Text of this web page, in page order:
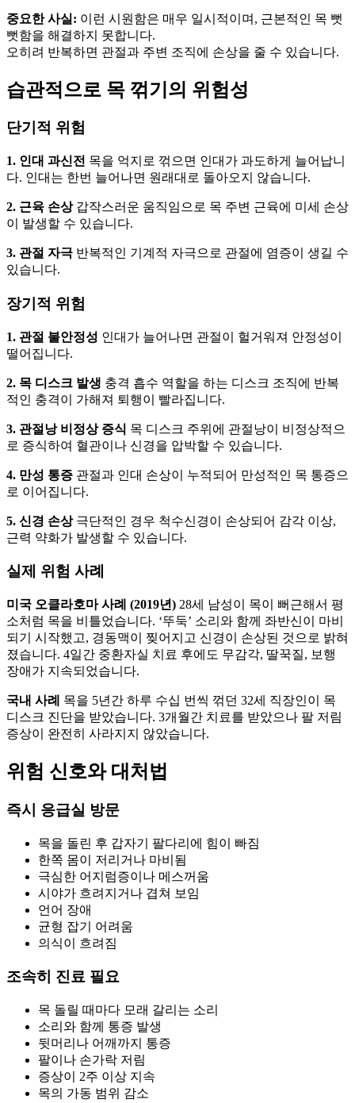
중요한 사실: 이런 시원함은 매우 일시적이며, 근본적인 목 뻣
뻣함을 해결하지 못합니다.
오히려 반복하면 관절과 주변 조직에 손상을 줄 수 있습니다.
습관적으로 목 꺾기의 위험성
단기적 위험
1. 인대 과신전 목을 억지로 꺾으면 인대가 과도하게 늘어납니
다. 인대는 한번 늘어나면 원래대로 돌아오지 않습니다.
2. 근육 손상갑작스러운 움직임으로 목 주변 근육에 미세 손상
이 발생할 수 있습니다.
3. 관절 자극 반복적인 기계적 자극으로 관절에 염증이 생길 수
있습니다.
장기적 위험
1. 관절 불안정성 인대가 늘어나면 관절이 헐거워져 안정성이
떨어집니다.
2. 목 디스크 발생 충격 흡수 역할을 하는 디스크 조직에 반복
적인 충격이 가해져 퇴행이 빨라집니다.
3. 관절낭 비정상 증식 목 디스크 주위에 관절낭이 비정상적으
로 증식하여 혈관이나 신경을 압박할 수 있습니다.
4. 만성 통증 관절과 인대 손상이 누적되어 만성적인 목 통증으
로 이어집니다.
5. 신경 손상극단적인 경우 척수신경이 손상되어 감각 이상,
근력 약화가 발생할 수 있습니다.
실제 위험 사례
미국 오클라호마 사례 (2019년) 28세 남성이 목이 뻐근해서 평
소처럼 목을 비틀었습니다. ‘뚜둑’ 소리와 함께 좌반신이 마비
되기 시작했고, 경동맥이 찢어지고 신경이 손상된 것으로 밝혀
졌습니다. 4일간 중환자실 치료 후에도 무감각, 딸꾹질, 보행
장애가 지속되었습니다.
국내 사례
목을 5년간 하루 수십 번씩 꺾던 32세 직장인이 목
디스크 진단을 받았습니다. 3개월간 치료를 받았으나 팔 저림
증상이 완전히 사라지지 않았습니다.
위험 신호와 대처법
즉시 응급실 방문
목을 돌린 후 갑자기 팔다리에 힘이 빠짐
한쪽 몸이 저리거나 마비됨
극심한 어지럼증이나 메스꺼움
시야가 흐려지거나 겹쳐 보임
언어 장애
균형 잡기 어려움
의식이 흐려짐
조속히 진료 필요
목 돌릴 때마다 모래 갈리는 소리
소리와 함께 통증 발생
뒷머리나 어깨까지 통증
팔이나 손가락 저림
증상이 2주 이상 지속
목의 가동 범위 감소